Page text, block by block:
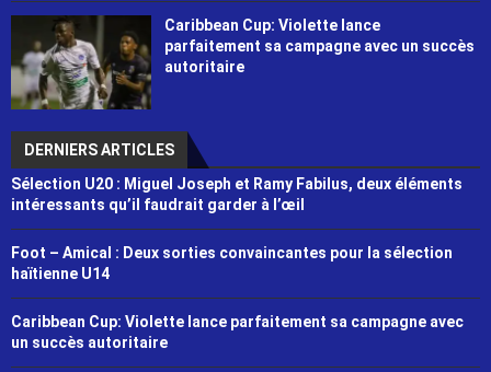
Caribbean Cup: Violette lance
parfaitement sa campagne avec un succès
autoritaire
DERNIERS ARTICLES
Sélection U20 : Miguel Joseph et Ramy Fabilus, deux éléments
intéressants qu’il faudrait garder à l’œil
Foot – Amical : Deux sorties convaincantes pour la sélection
haïtienne U14
Caribbean Cup: Violette lance parfaitement sa campagne avec
un succès autoritaire